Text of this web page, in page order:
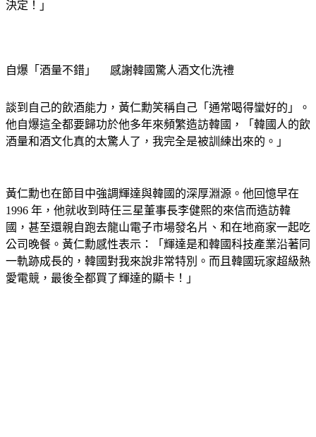
決定！」
自爆「酒量不錯」 　感謝韓國驚人酒文化洗禮
談到自己的飲酒能力，黃仁勳笑稱自己「通常喝得蠻好的」。
他自爆這全都要歸功於他多年來頻繁造訪韓國，「韓國人的飲
酒量和酒文化真的太驚人了，我完全是被訓練出來的。」
黃仁勳也在節目中強調輝達與韓國的深厚淵源。他回憶早在
1996 年，他就收到時任三星董事長李健熙的來信而造訪韓
國，甚至還親自跑去龍山電子市場發名片、和在地商家一起吃
公司晚餐。黃仁勳感性表示：「輝達是和韓國科技產業沿著同
一軌跡成長的，韓國對我來說非常特別。而且韓國玩家超級熱
愛電競，最後全都買了輝達的顯卡！」